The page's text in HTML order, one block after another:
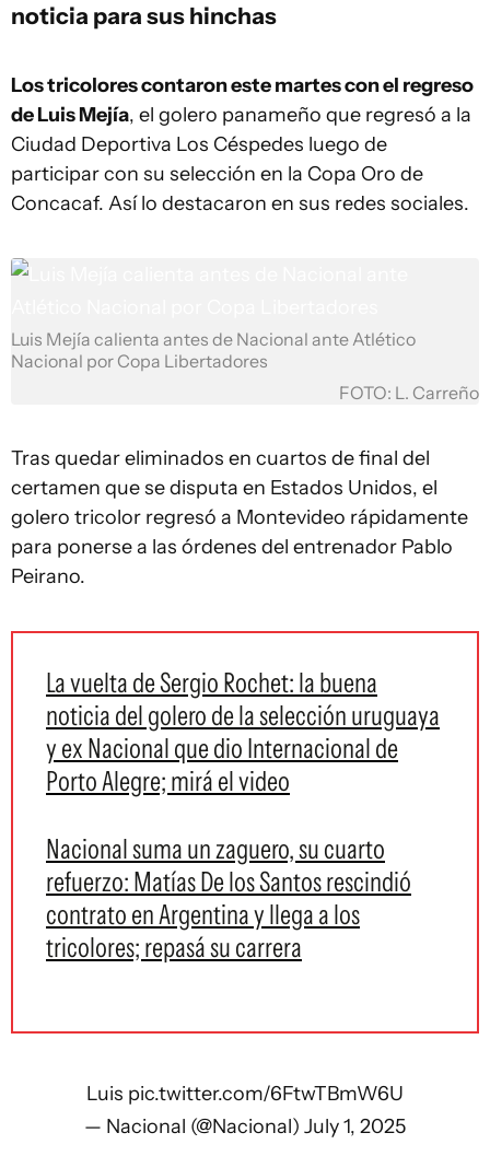
noticia para sus hinchas
Los tricolores contaron este martes con el regreso
de Luis Mejía, el golero panameño que regresó a la
Ciudad Deportiva Los Céspedes luego de
participar con su selección en la Copa Oro de
Concacaf. Así lo destacaron en sus redes sociales.
Luis Mejía calienta antes de Nacional ante Atlético
Nacional por Copa Libertadores
FOTO: L. Carreño
Tras quedar eliminados en cuartos de final del
certamen que se disputa en Estados Unidos, el
golero tricolor regresó a Montevideo rápidamente
para ponerse a las órdenes del entrenador Pablo
Peirano.
La vuelta de Sergio Rochet: la buena
noticia del golero de la selección uruguaya
y ex Nacional que dio Internacional de
Porto Alegre; mirá el video
Nacional suma un zaguero, su cuarto
refuerzo: Matías De los Santos rescindió
contrato en Argentina y llega a los
tricolores; repasá su carrera
Luis pic.twitter.com/6FtwTBmW6U
— Nacional (@Nacional) July 1, 2025